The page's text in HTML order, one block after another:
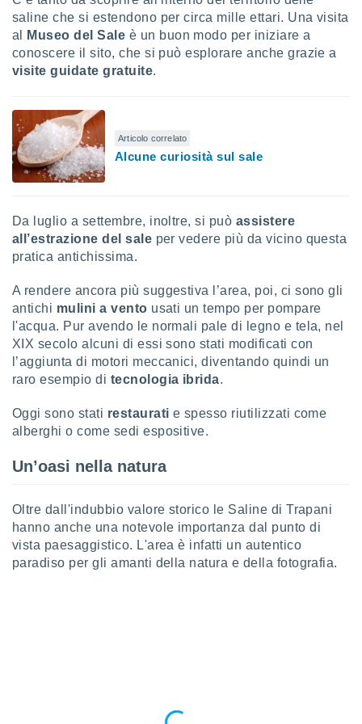
quali la
su
web,
dati
sulla
al quale
Per
tuo
dei
facendo
" o
sito
dei
saline che si estendono per circa mille ettari. Una visita
al
Museo del Sale è un buon modo per iniziare a
conoscere il sito, che si può esplorare anche grazie a
visite guidate gratuite.
Articolo correlato
Alcune curiosità sul sale
Da luglio a settembre, inoltre, si può assistere
all’estrazione del sale per vedere più da vicino questa
pratica antichissima.
A rendere ancora più suggestiva l’area, poi, ci sono gli
antichi mulini a vento usati un tempo per pompare
l'acqua. Pur avendo le normali pale di legno e tela, nel
XIX secolo alcuni di essi sono stati modificati con
l’aggiunta di motori meccanici, diventando quindi un
raro esempio di tecnologia ibrida.
Oggi sono stati restaurati e spesso riutilizzati come
alberghi o come sedi espositive.
Un’oasi nella natura
Oltre dall'indubbio valore storico le Saline di Trapani
hanno anche una notevole importanza dal punto di
vista paesaggistico. L'area è infatti un autentico
paradiso per gli amanti della natura e della fotografia.